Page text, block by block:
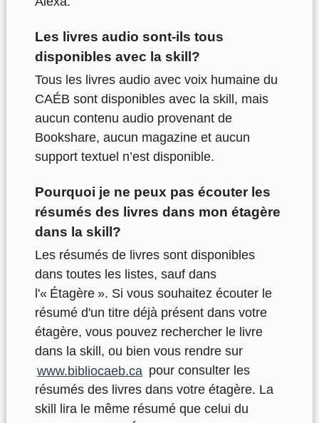
Les livres audio sont-ils tous
disponibles avec la skill?
Tous les livres audio avec voix humaine du
CAÉB sont disponibles avec la skill, mais
aucun contenu audio provenant de
Bookshare, aucun magazine et aucun
support textuel n’est disponible.
Pourquoi je ne peux pas écouter les
résumés des livres dans mon étagère
dans la skill?
Les résumés de livres sont disponibles
dans toutes les listes, sauf dans
l'« Étagère ». Si vous souhaitez écouter le
résumé d'un titre déjà présent dans votre
étagère, vous pouvez rechercher le livre
dans la skill, ou bien vous rendre sur
www.bibliocaeb.ca pour consulter les
résumés des livres dans votre étagère. La
skill lira le même résumé que celui du